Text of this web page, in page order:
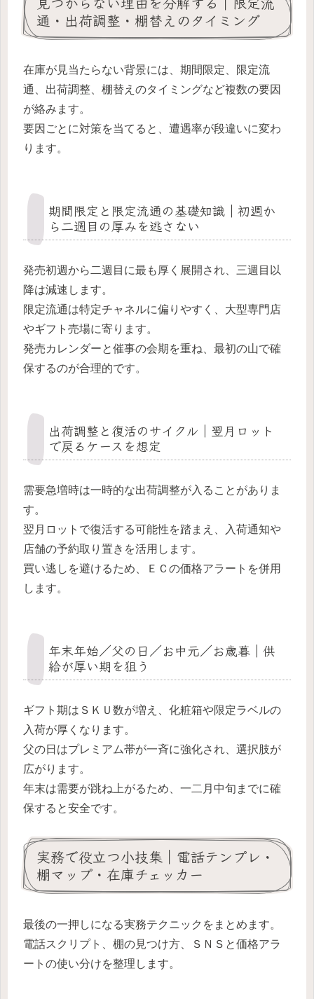
通・出荷調整・棚替えのタイミング
在庫が見当たらない背景には、期間限定、限定流
通、出荷調整、棚替えのタイミングなど複数の要因
が絡みます。
要因ごとに対策を当てると、遭遇率が段違いに変わ
ります。
期間限定と限定流通の基礎知識｜初週か
ら二週目の厚みを逃さない
発売初週から二週目に最も厚く展開され、三週目以
降は減速します。
限定流通は特定チャネルに偏りやすく、大型専門店
やギフト売場に寄ります。
発売カレンダーと催事の会期を重ね、最初の山で確
保するのが合理的です。
出荷調整と復活のサイクル｜翌月ロット
で戻るケースを想定
需要急増時は一時的な出荷調整が入ることがありま
す。
翌月ロットで復活する可能性を踏まえ、入荷通知や
店舗の予約取り置きを活用します。
買い逃しを避けるため、ＥＣの価格アラートを併用
します。
年末年始／父の日／お中元／お歳暮｜供
給が厚い期を狙う
ギフト期はＳＫＵ数が増え、化粧箱や限定ラベルの
入荷が厚くなります。
父の日はプレミアム帯が一斉に強化され、選択肢が
広がります。
年末は需要が跳ね上がるため、一二月中旬までに確
保すると安全です。
実務で役立つ小技集｜電話テンプレ・
棚マップ・在庫チェッカー
最後の一押しになる実務テクニックをまとめます。
電話スクリプト、棚の見つけ方、ＳＮＳと価格アラ
ートの使い分けを整理します。